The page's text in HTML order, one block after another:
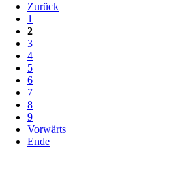
Zurück
1
2
3
4
5
6
7
8
9
Vorwärts
Ende